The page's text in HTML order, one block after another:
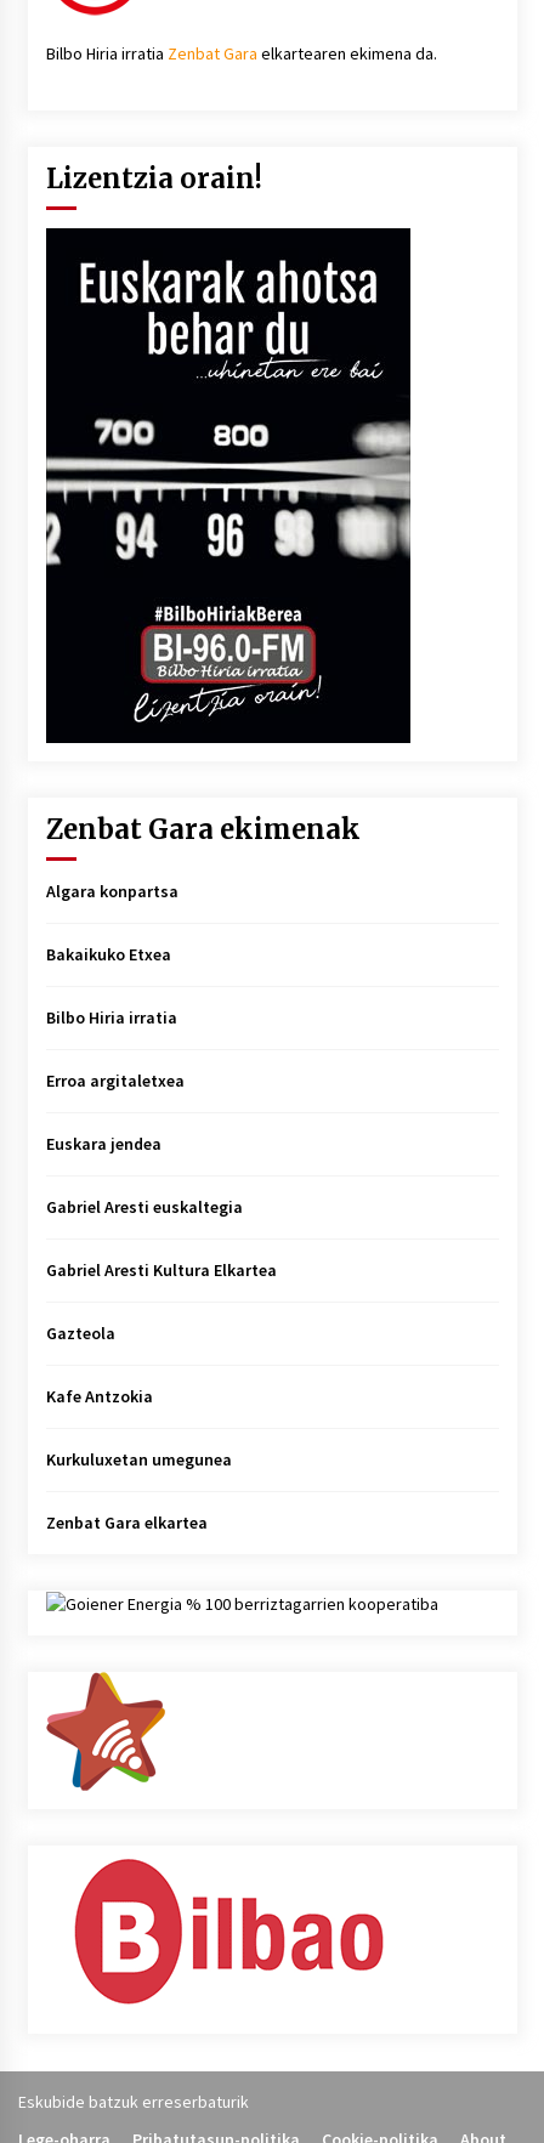
Bilbo Hiria irratia Zenbat Gara elkartearen ekimena da.
Lizentzia orain!
Zenbat Gara ekimenak
Algara konpartsa
Bakaikuko Etxea
Bilbo Hiria irratia
Erroa argitaletxea
Euskara jendea
Gabriel Aresti euskaltegia
Gabriel Aresti Kultura Elkartea
Gazteola
Kafe Antzokia
Kurkuluxetan umegunea
Zenbat Gara elkartea
Eskubide batzuk erreserbaturik